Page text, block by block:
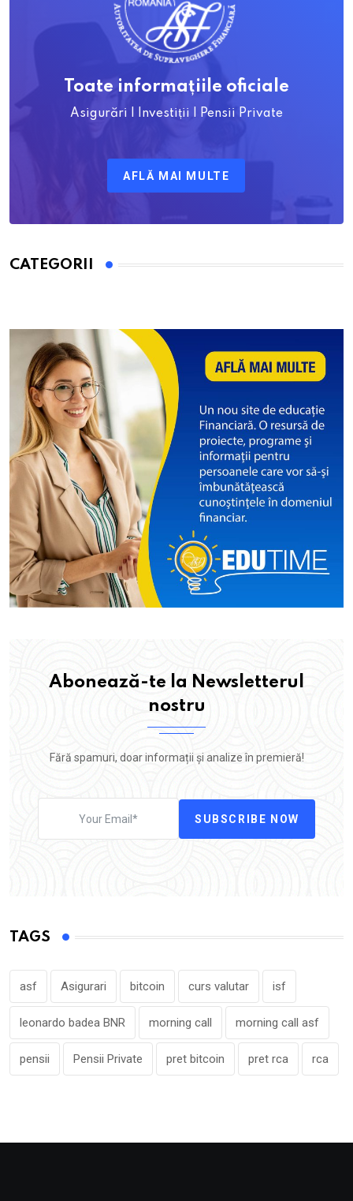
Toate informațiile oficiale
Asigurări | Investiții | Pensii Private
AFLĂ MAI MULTE
CATEGORII
Abonează-te la Newsletterul
nostru
Fără spamuri, doar informații și analize în premieră!
SUBSCRIBE NOW
TAGS
asf Asigurari bitcoin curs valutar isf
leonardo badea BNR morning call morning call asf
pensii Pensii Private pret bitcoin pret rca rca